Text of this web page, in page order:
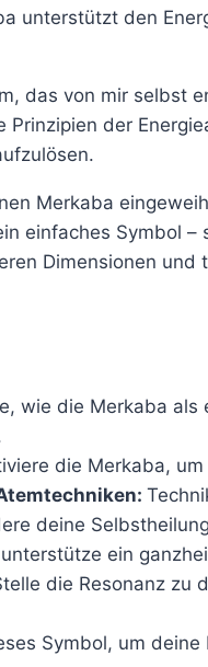
unterstützt den
das von mir selbst
der
Merkaba
einfaches Symbol
Dimensionen und
wie die Merkaba als
die Merkaba,
deine
ein
die Resonanz zu
Symbol, um